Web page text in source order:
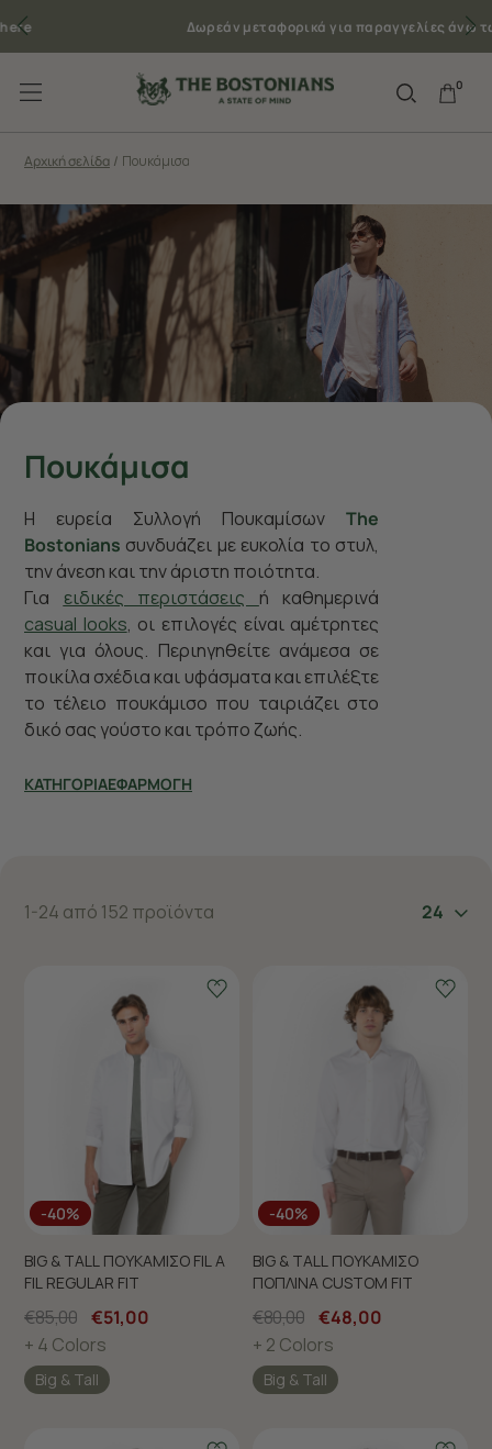
Δωρεάν μεταφορικά για παραγγελίες άνω των 50€
0
Πουκάμισα
Η ευρεία Συλλογή ΠουκαμίσωνThe
Bostonians συνδυάζει με ευκολία το στυλ,
την άνεση και την άριστη ποιότητα.
Για
ειδικές περιστάσεις ή καθημερινά
casual looks, οι επιλογές είναι αμέτρητες
και για όλους. Περιηγηθείτε ανάμεσα σε
ποικίλα σχέδια και υφάσματα και επιλέξτε
το τέλειο πουκάμισο που ταιριάζει στο
δικό σας γούστο και τρόπο ζωής.
ΚΑΤΗΓΟΡΙΑΕΦΑΡΜΟΓΗ
Αρχική σελίδα / Πουκάμισα
1-24 από 152 προϊόντα 24
-40%
BIG & TALL ΠΟΥΚΑΜΙΣΟ FIL A
FIL REGULAR FIT
€85,00 €51,00
+ 4 Colors
Big & Tall
-40%
BIG & TALL ΠΟΥΚΑΜΙΣΟ
ΠΟΠΛΙΝΑ CUSTOM FIT
€80,00 €48,00
+ 2 Colors
Big & Tall